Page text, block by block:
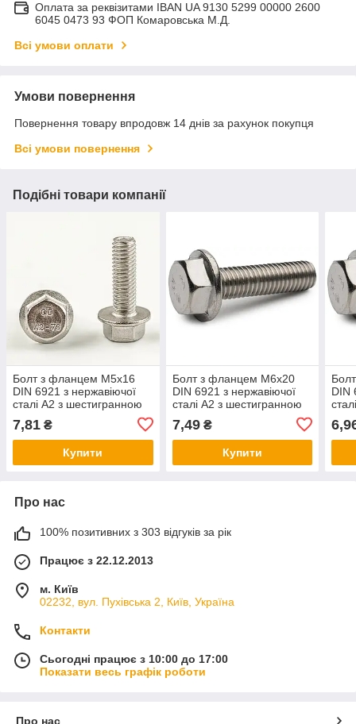
Оплата за реквізитами IBAN UA 9130 5299 00000 2600
6045 0473 93 ФОП Комаровська М.Д.
Всі умови оплати
Умови повернення
Повернення товару впродовж 14 днів за рахунок покупця
Всі умови повернення
Подібні товари компанії
Болт з фланцем М5х16
DIN 6921 з нержавіючої
сталі А2 з шестигранною
7,81 ₴
Купити
Болт з фланцем М6х20
DIN 6921 з нержавіючої
сталі А2 з шестигранною
7,49₴
Купити
DIN
Про нас
100% позитивних з 303 відгуків за рік
Працює з 22.12.2013
м. Київ
02232, вул. Пухівська 2, Київ, Україна
Контакти
Сьогодні працює з 10:00 до 17:00
Показати весь графік роботи
Про нас